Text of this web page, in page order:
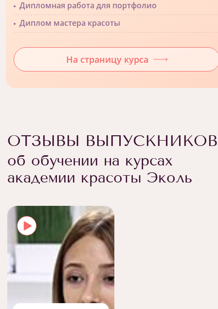
Дипломная работа для портфолио
Диплом мастера красоты
На страницу курса
ОТЗЫВЫ ВЫПУСКНИКОВ
об обучении на курсах
академии красоты Эколь